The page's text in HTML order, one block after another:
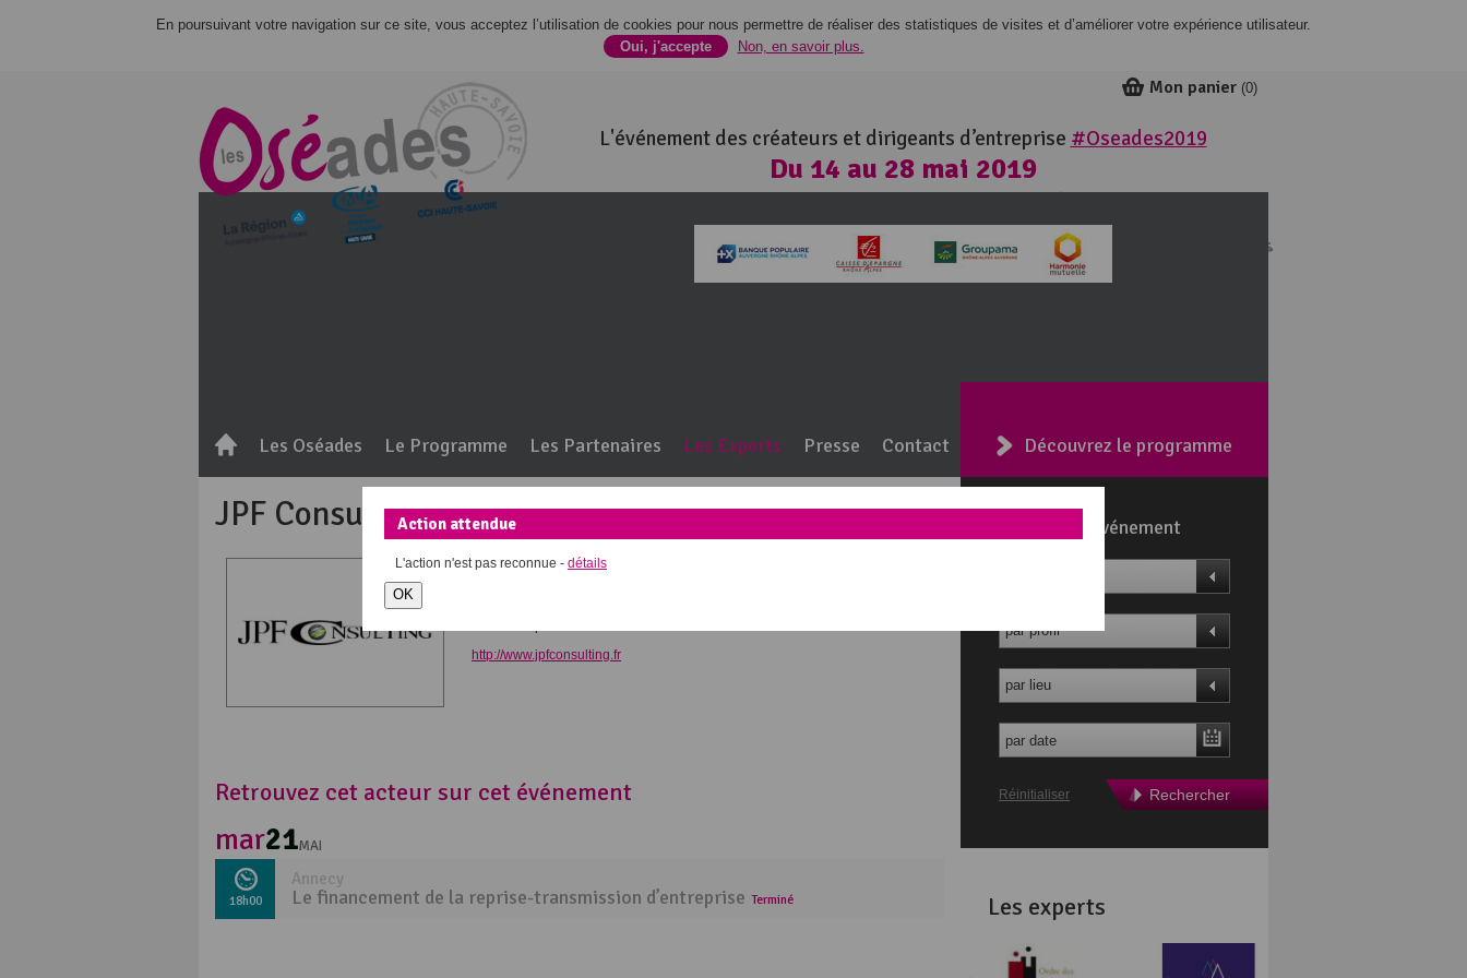
En poursuivant votre navigation sur ce site, vous acceptez l’utilisation de cookies pour nous permettre de réaliser des statistiques de visites et d’améliorer votre expérience utilisateur.
Oui, j'accepte
Non, en savoir plus.
L'événement des créateurs et dirigeants d’entreprise #Oseades2019
Du 14 au 28 mai 2019
100% Haute-Savoie
Mon panier (0)
Les Oséades Le Programme Les Partenaires Les Experts Presse Contact Découvrez le programme
JPF Consulting
Spécialiste en fusion – acquisition, financement, accompagnement, formation.
http://www.jpfconsulting.fr
Retrouvez cet acteur sur cet événement
mar21MAI
18h00
Annecy
Le financement de la reprise-transmission d’entreprise Terminé
Trouvez un événement
par profil
par lieu
Rechercher
Réinitialiser
Les experts
Action attendue
L'action n'est pas reconnue - détails
OK